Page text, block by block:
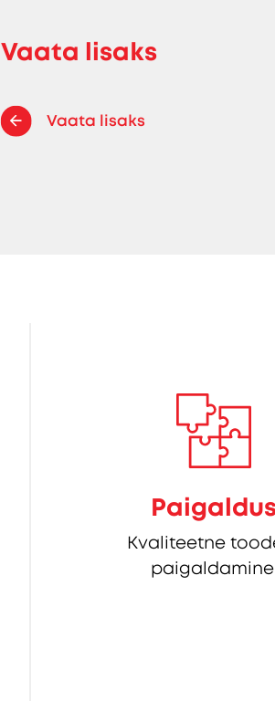
Vaata lisaks
Vaata lisaks
Kvaliteetne